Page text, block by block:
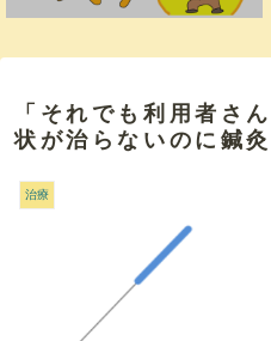
「それでも利用者さ
状が治らないのに鍼
治療